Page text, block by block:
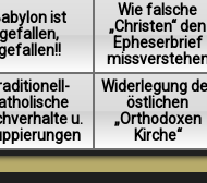
ist
gefallen,
Wie falsche
„Christen“ den
Epheserbrief
u.
Widerlegung
östlichen
„Orthodoxen
Kirche“